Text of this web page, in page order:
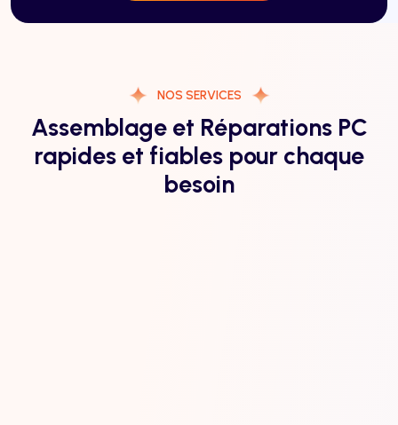
NOS SERVICES
Assemblage et Réparations PC
rapides et fiables pour chaque
besoin